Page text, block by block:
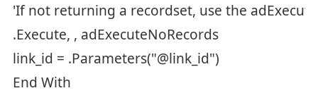
'If not returning a recordset, use the
.Execute, , adExecuteNoRecords
link_id = .Parameters("@link_id")
End With